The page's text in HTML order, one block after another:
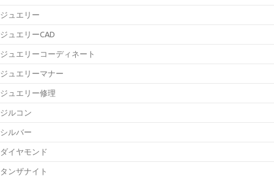
ジュエリー
ジュエリーCAD
ジュエリーコーディネート
ジュエリーマナー
ジュエリー修理
ジルコン
シルバー
ダイヤモンド
タンザナイト